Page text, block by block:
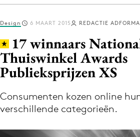
Log in
Download de app
Volg het laatste nieuws
Nieuws app
Design 6 MAART 2015 REDACTIE
17 winnaars
Thuiswinkel Awards
Publieksprijzen XS
Consumenten kozen online
verschillende categorieën.